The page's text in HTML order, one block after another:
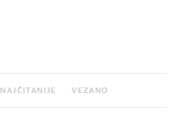
NAJČITANIJE VEZANO